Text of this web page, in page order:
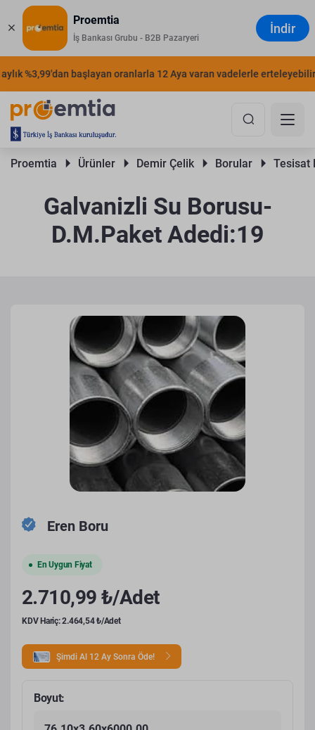
Proemtia
İş Bankası Grubu - B2B Pazaryeri
İndir
%3,99'dan başlayan oranlarla 12 Aya varan vadelerle
Proemtia Ürünler Demir Çelik Borular Tesisat
Galvanizli Su Borusu-
D.M.Paket Adedi:19
Eren Boru
En Uygun Fiyat
2.710,99 ₺/Adet
KDV Hariç: 2.464,54 ₺/Adet
Şimdi Al 12 Ay Sonra Öde!
Boyut: